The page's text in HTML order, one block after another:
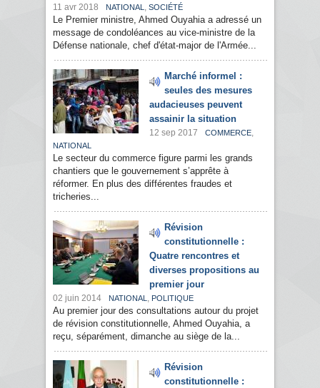
11 avr 2018 NATIONAL , SOCIÉTÉ
Le Premier ministre, Ahmed Ouyahia a adressé un
message de condoléances au vice-ministre de la
Défense nationale, chef d'état-major de l'Armée...
Marché informel :
seules des mesures
audacieuses peuvent
assainir la situation
12 sep 2017 COMMERCE,
NATIONAL
Le secteur du commerce figure parmi les grands
chantiers que le gouvernement s’apprête à
réformer. En plus des différentes fraudes et
tricheries...
Révision
constitutionnelle :
Quatre rencontres et
diverses propositions au
premier jour
02 juin 2014 NATIONAL , POLITIQUE
Au premier jour des consultations autour du projet
de révision constitutionnelle, Ahmed Ouyahia, a
reçu, séparément, dimanche au siège de la...
Révision
constitutionnelle :